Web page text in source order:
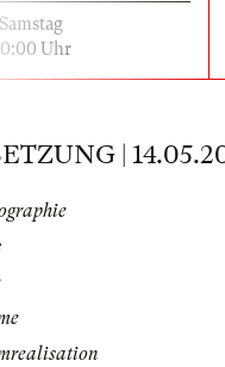
Samstag
Uhr
|